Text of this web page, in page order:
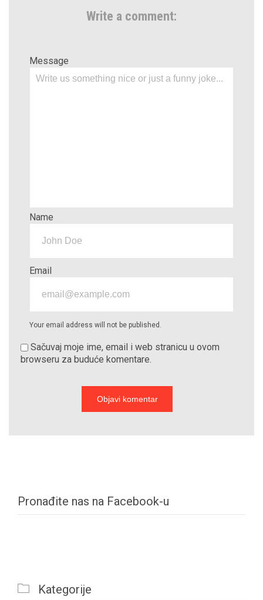
Write a comment:
Message
Name
Email
Your email address will not be published.
Sačuvaj moje ime, email i web stranicu u ovom
browseru za buduće komentare.
Pronađite nas na Facebook-u
 Kategorije